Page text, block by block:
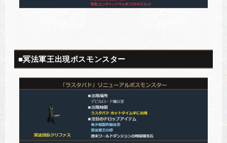
■冥法軍王出現ボスモンスター